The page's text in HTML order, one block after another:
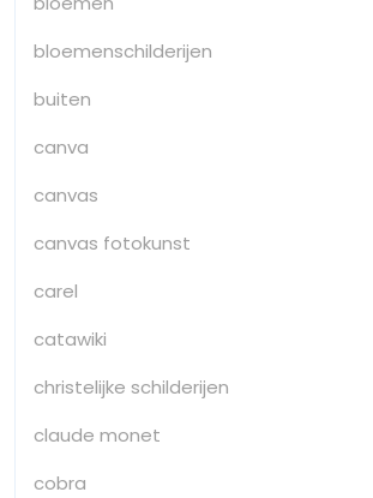
bloemenschilderijen
buiten
canva
canvas
canvas fotokunst
carel
catawiki
christelijke schilderijen
claude monet
cobra